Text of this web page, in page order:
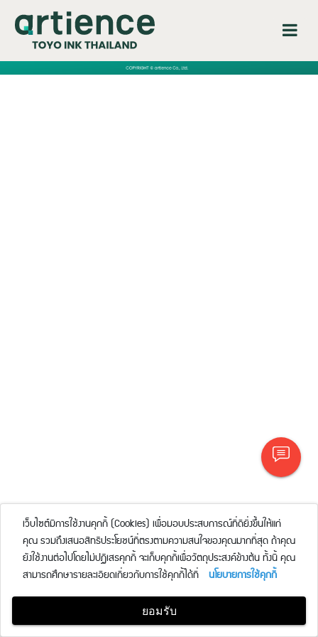
เว็บไซต์มีการใช้งานคุกกี้ (Cookies) เพื่อมอบประสบการณ์ที่ดียิ่งขึ้นให้แก่
คุณ รวมถึงเสนอสิทธิประโยชน์ที่ตรงตามความสนใจของคุณมากที่สุด ถ้าคุณ
ยังใช้งานต่อไปโดยไม่ปฏิเสธคุกกี้ จะเก็บคุกกี้เพื่อวัตถุประสงค์ข้างต้น ทั้งนี้ คุณ
สามารถศึกษารายละเอียดเกี่ยวกับการใช้คุกกี้ได้ที่ นโยบายการใช้คุกกี้
ยอมรับ